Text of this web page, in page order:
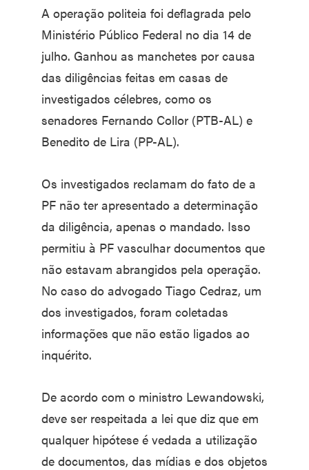
A operação politeia foi deflagrada pelo
Ministério Público Federal no dia 14 de
julho. Ganhou as manchetes por causa
das diligências feitas em casas de
investigados célebres, como os
senadores Fernando Collor (PTB-AL) e
Benedito de Lira (PP-AL).
Os investigados reclamam do fato de a
PF não ter apresentado a determinação
da diligência, apenas o mandado. Isso
permitiu à PF vasculhar documentos que
não estavam abrangidos pela operação.
No caso do advogado Tiago Cedraz, um
dos investigados, foram coletadas
informações que não estão ligados ao
inquérito.
De acordo com o ministro Lewandowski,
deve ser respeitada a lei que diz que em
qualquer hipótese é vedada a utilização
de documentos, das mídias e dos objetos